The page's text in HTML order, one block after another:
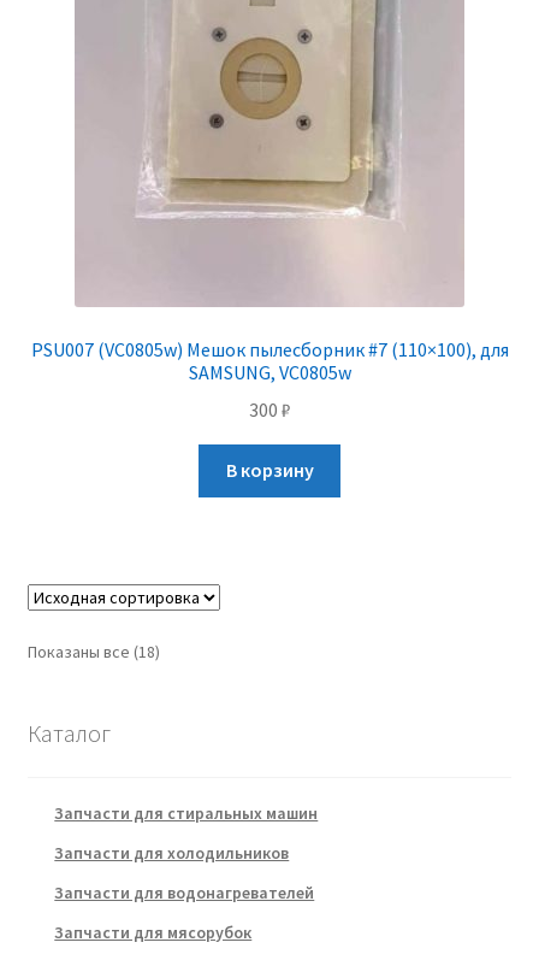
PSU007 (VC0805w) Мешок пылесборник #7 (110×100), для
SAMSUNG, VC0805w
300 ₽
В корзину
Показаны все (18)
Каталог
Запчасти для стиральных машин
Запчасти для холодильников
Запчасти для водонагревателей
Запчасти для мясорубок